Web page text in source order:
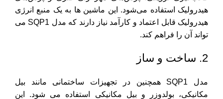
هیدرولیک استفاده می‌شود. این ماشین ها به یک منبع انرژی
هیدرولیک قابل اعتماد و کارآمد نیاز دارند که مدل SQP1 می
تواند آن را فراهم کند.
2. ساخت و ساز
مدل SQP1 همچنین در تجهیزات ساختمانی مانند بیل
مکانیکی، بولدوزر و بیل مکانیکی استفاده می شود. این